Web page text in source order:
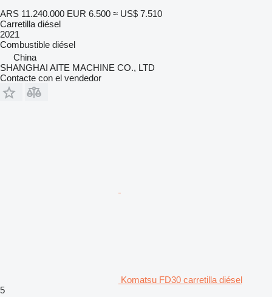
ARS 11.240.000 EUR 6.500 ≈ US$ 7.510
Carretilla diésel
2021
Combustible diésel
China
SHANGHAI AITE MACHINE CO., LTD
Contacte con el vendedor
Komatsu FD30 carretilla diésel
5